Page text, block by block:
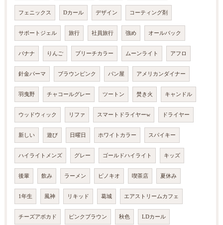
フェニックス Dカール デザイン コーティング剤
サポートジェル 旅行 社員旅行 強め オールバック
バナナ りんご ブリーチカラー ムーンライト アフロ
針金パーマ ブラウンピンク パン屋 アメリカンダイナー
羽曳野 チャコールグレー ツートン 焚き火 キャンドル
ウッドウィック リファ スマートドライヤーw ドライヤー
新しい 遊び 日曜日 ホワイトカラー スパイキー
ハイライトメンズ グレー ゴールドハイライト キッズ
後輩 飲み ラーメン ピノキオ 喫茶店 夏休み
1年生 風神 リキッド 葛城 エアストリームカフェ
チーズアボカド ピンクブラウン 秋色 LDカール